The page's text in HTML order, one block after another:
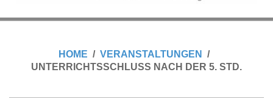
L
HOME
VERANSTALTUNGEN
UNTERRICHTSSCHLUSS NACH DER 5. STD.